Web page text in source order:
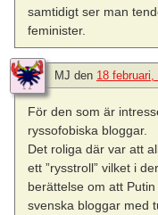
samtidigt ser man
feminister.
MJ den 18
För den som är
ryssofobiska bloggar.
Det roliga där var att
ett ”rysstroll” vilket i
berättelse om att
svenska bloggar med